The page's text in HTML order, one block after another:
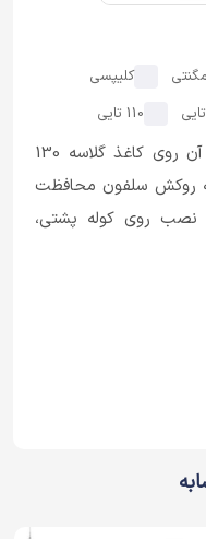
مگنتی کلیپسی
110 تایی
بدنه این پیکسل فلزی بوده و طرح آن روی کاغذ گلاسه 130
روکش سلفون محافظت
نصب روی کوله پشتی،